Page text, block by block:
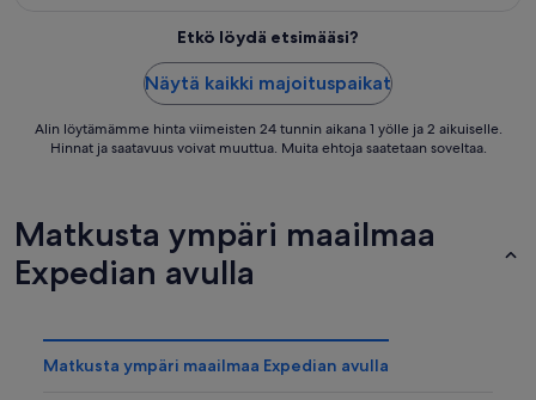
sijaitsevat Cabo San Lucasin lahti ja Médanon ranta, jotka ovat
Etkö löydä etsimääsi?
Näytä kaikki majoituspaikat
Alin löytämämme hinta viimeisten 24 tunnin aikana 1 yölle ja 2 aikuiselle.
Hinnat ja saatavuus voivat muuttua. Muita ehtoja saatetaan soveltaa.
Matkusta ympäri maailmaa
Expedian avulla
Matkusta ympäri maailmaa Expedian avulla